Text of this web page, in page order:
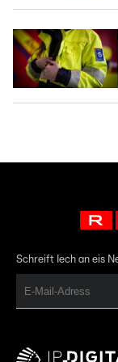
Schreift Iech an eis